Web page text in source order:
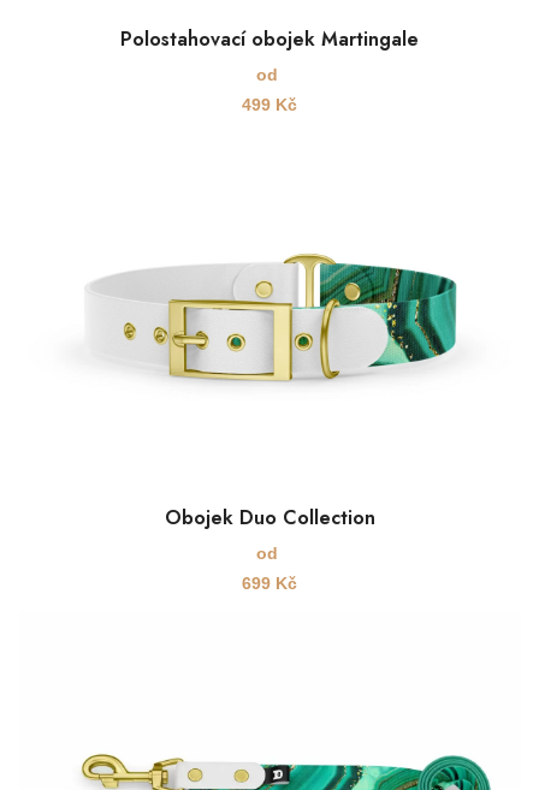
Polostahovací obojek Martingale
od
499 Kč
Obojek Duo Collection
od
699 Kč